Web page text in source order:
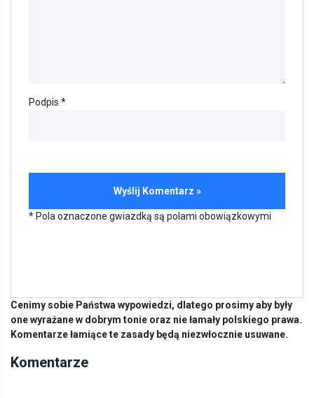
Podpis *
* Pola oznaczone gwiazdką są polami obowiązkowymi
Cenimy sobie Państwa wypowiedzi, dlatego prosimy aby były
one wyrażane w dobrym tonie oraz nie łamały polskiego prawa.
Komentarze łamiące te zasady będą niezwłocznie usuwane.
Komentarze